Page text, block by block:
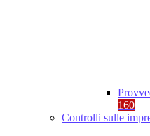
160
Controlli sulle